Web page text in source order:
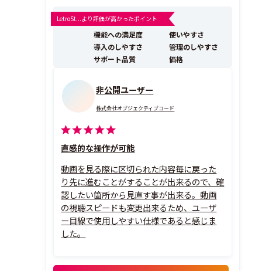
型ツールです。「簡単に」「短時間で」「高品質ナレー
ション付き」に資料を動画化できるため、営業資料やマ
ニュアルの伝わりやすさが格段にアップ。 ...
LetroSt...より評価が高かったポイント
機能への満足度
使いやすさ
導入のしやすさ
管理のしやすさ
サポート品質
価格
非公開ユーザー
株式会社オブジェクティブコード
直感的な操作が可能
動画を見る際に区切られた内容毎に戻った
り先に進むことがすることが出来るので、確
認したい箇所から見直す事が出来る。動画
の視聴スピードも変更出来るため、ユーザ
ー目線で使用しやすい仕様であると感じま
した。